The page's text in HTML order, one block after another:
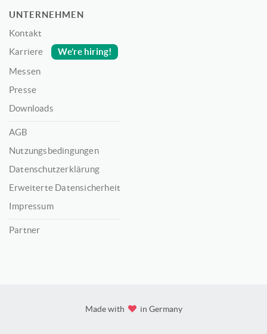
UNTERNEHMEN
Kontakt
Karriere
We’re hiring!
Messen
Presse
Downloads
AGB
Nutzungsbedingungen
Datenschutzerklärung
Erweiterte Datensicherheit
Impressum
Partner
Made with in Germany